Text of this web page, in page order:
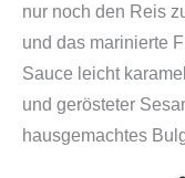
nur noch den Reis
und das marinierte
Sauce leicht
und gerösteter
hausgemachtes